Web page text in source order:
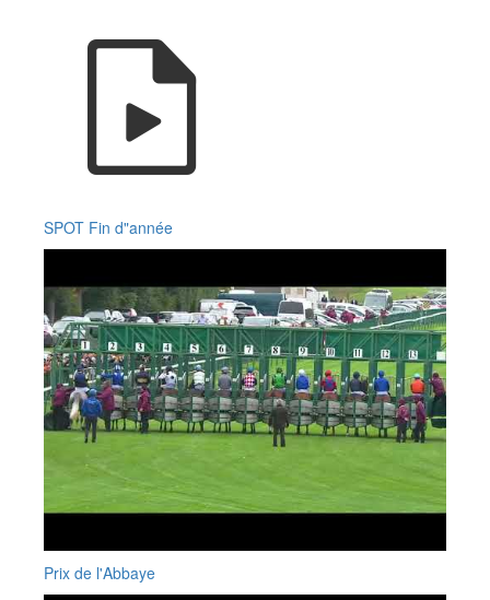
SPOT Fin d"année
Prix de l'Abbaye